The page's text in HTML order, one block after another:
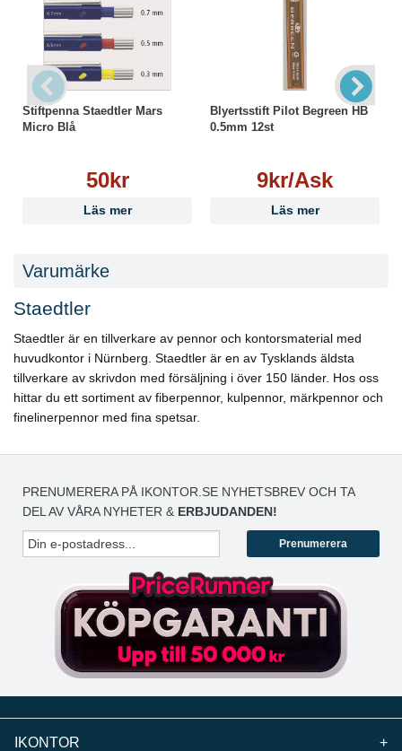
Stiftpenna Staedtler Mars
Micro Blå
50kr
Läs mer
Blyertsstift Pilot Begreen HB
0.5mm 12st
9kr/Ask
Läs mer
Varumärke
Staedtler
Staedtler är en tillverkare av pennor och kontorsmaterial med
huvudkontor i Nürnberg. Staedtler är en av Tysklands äldsta
tillverkare av skrivdon med försäljning i över 150 länder. Hos oss
hittar du ett sortiment av fiberpennor, kulpennor, märkpennor och
finelinerpennor med fina spetsar.
PRENUMERERA PÅ IKONTOR.SE NYHETSBREV OCH TA
DEL AV VÅRA NYHETER & ERBJUDANDEN!
Prenumerera
IKONTOR +